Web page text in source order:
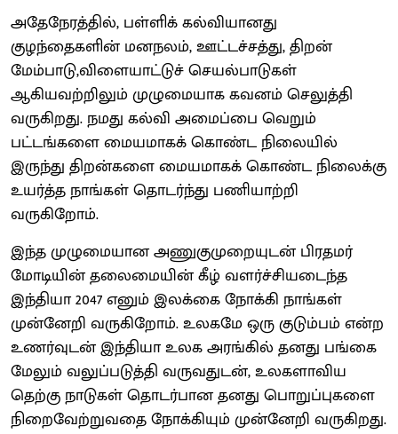
அதேநேரத்தில், பள்ளிக் கல்வியானது
குழந்தைகளின் மனநலம், ஊட்டச்சத்து, திறன்
மேம்பாடு,விளையாட்டுச் செயல்பாடுகள்
ஆகியவற்றிலும் முழுமையாக கவனம் செலுத்தி
வருகிறது. நமது கல்வி அமைப்பை வெறும்
பட்டங்களை மையமாகக் கொண்ட நிலையில்
இருந்து திறன்களை மையமாகக் கொண்ட நிலைக்கு
உயர்த்த நாங்கள் தொடர்ந்து பணியாற்றி
வருகிறோம்.
இந்த முழுமையான அணுகுமுறையுடன் பிரதமர்
மோடியின் தலைமையின் கீழ் வளர்ச்சியடைந்த
இந்தியா 2047 எனும் இலக்கை நோக்கி நாங்கள்
முன்னேறி வருகிறோம். உலகமே ஒரு குடும்பம் என்ற
உணர்வுடன் இந்தியா உலக அரங்கில் தனது பங்கை
மேலும் வலுப்படுத்தி வருவதுடன், உலகளாவிய
தெற்கு நாடுகள் தொடர்பான தனது பொறுப்புகளை
நிறைவேற்றுவதை நோக்கியும் முன்னேறி வருகிறது.